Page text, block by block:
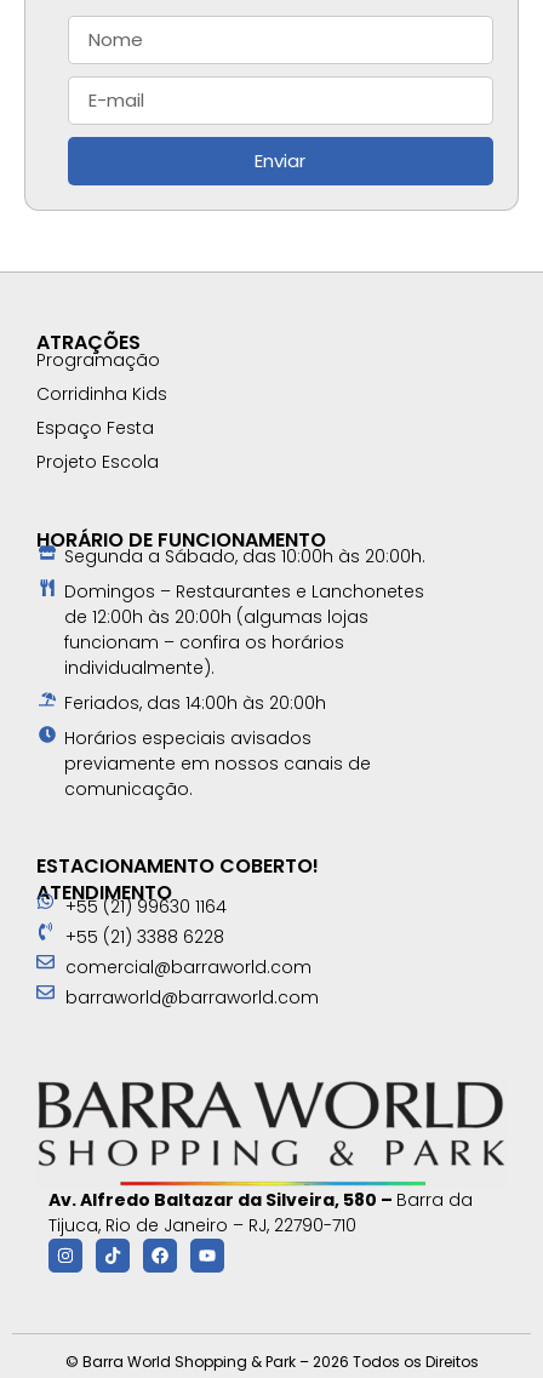
Enviar
ATRAÇÕES
Programação
Corridinha Kids
Espaço Festa
Projeto Escola
HORÁRIO DE FUNCIONAMENTO
Segunda a Sábado, das 10:00h às 20:00h.
Domingos – Restaurantes e Lanchonetes
de 12:00h às 20:00h (algumas lojas
funcionam – confira os horários
individualmente).
Feriados, das 14:00h às 20:00h
Horários especiais avisados
previamente em nossos canais de
comunicação.​
ESTACIONAMENTO COBERTO!
ATENDIMENTO
+55 (21) 99630 1164
+55 (21) 3388 6228
comercial@barraworld.com
barraworld@barraworld.com
Av. Alfredo Baltazar da Silveira, 580 – Barra da
Tijuca, Rio de Janeiro – RJ, 22790-710
© Barra World Shopping & Park – 2026 Todos os Direitos